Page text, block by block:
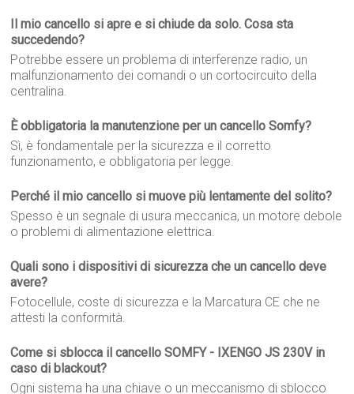
Il mio cancello si apre e si chiude da solo. Cosa sta
succedendo?
Potrebbe essere un problema di interferenze radio, un
malfunzionamento dei comandi o un cortocircuito della
centralina.
È obbligatoria la manutenzione per un cancello Somfy?
Sì, è fondamentale per la sicurezza e il corretto
funzionamento, e obbligatoria per legge.
Perché il mio cancello si muove più lentamente del solito?
Spesso è un segnale di usura meccanica, un motore debole
o problemi di alimentazione elettrica.
Quali sono i dispositivi di sicurezza che un cancello deve
avere?
Fotocellule, coste di sicurezza e la Marcatura CE che ne
attesti la conformità.
Come si sblocca il cancello SOMFY - IXENGO JS 230V in
caso di blackout?
Ogni sistema ha una chiave o un meccanismo di sblocco